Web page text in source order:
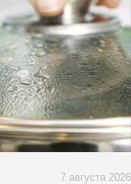
7 августа 2026